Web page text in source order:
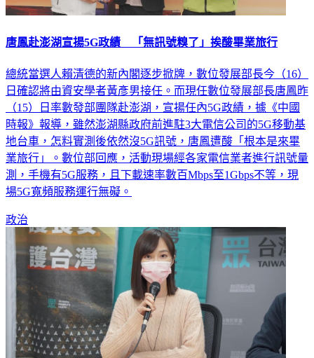
唐鳳赴澎湖宣揚5G政績 「無訊號糗了」挨酸畢業旅行
總統當選人賴清德的新內閣逐步掀牌，數位發展部長今（16）
日確認將由資安學者黃彥男接任。而現任數位發展部長唐鳳昨
（15）日率數發部團隊赴澎湖，宣揚任內5G政績，據《中國
時報》報導，雖然澎湖縣政府前進駐3大電信公司的5G移動基
地台車，怎料實測後依然沒5G訊號，唐鳳遭酸「根本是來畢
業旅行」。數位部回應，活動現場經各家電信業者進行訊號量
測，手機有5G服務，且下載速率數百Mbps至1Gbps不等，現
場5G寬頻服務運行無礙。
政治